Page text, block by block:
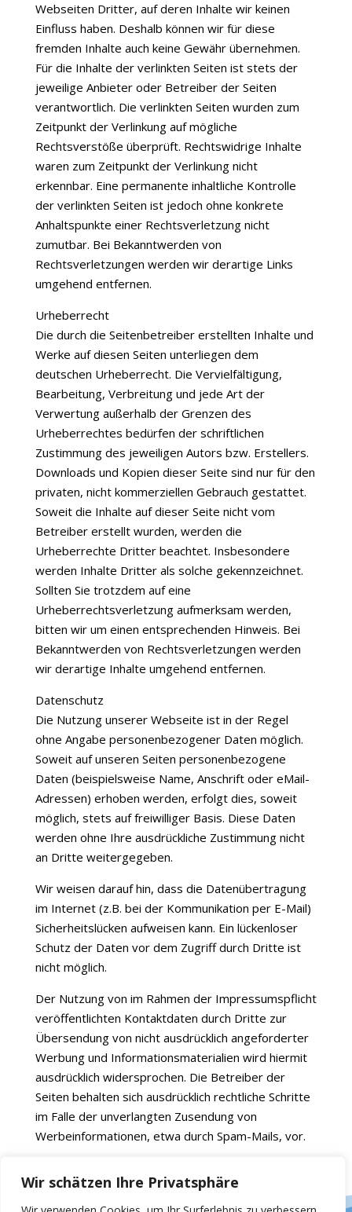
Wir schätzen Ihre Privatsphäre
Webseiten Dritter, auf deren Inhalte wir keinen
Einfluss haben. Deshalb können wir für diese
fremden Inhalte auch keine Gewähr übernehmen.
Für die Inhalte der verlinkten Seiten ist stets der
jeweilige Anbieter oder Betreiber der Seiten
verantwortlich. Die verlinkten Seiten wurden zum
Zeitpunkt der Verlinkung auf mögliche
Rechtsverstöße überprüft. Rechtswidrige Inhalte
waren zum Zeitpunkt der Verlinkung nicht
erkennbar. Eine permanente inhaltliche Kontrolle
der verlinkten Seiten ist jedoch ohne konkrete
Anhaltspunkte einer Rechtsverletzung nicht
zumutbar. Bei Bekanntwerden von
Rechtsverletzungen werden wir derartige Links
umgehend entfernen.
Urheberrecht
Die durch die Seitenbetreiber erstellten Inhalte und
Werke auf diesen Seiten unterliegen dem
deutschen Urheberrecht. Die Vervielfältigung,
Bearbeitung, Verbreitung und jede Art der
Verwertung außerhalb der Grenzen des
Urheberrechtes bedürfen der schriftlichen
Zustimmung des jeweiligen Autors bzw. Erstellers.
Downloads und Kopien dieser Seite sind nur für den
privaten, nicht kommerziellen Gebrauch gestattet.
Soweit die Inhalte auf dieser Seite nicht vom
Betreiber erstellt wurden, werden die
Urheberrechte Dritter beachtet. Insbesondere
werden Inhalte Dritter als solche gekennzeichnet.
Sollten Sie trotzdem auf eine
Urheberrechtsverletzung aufmerksam werden,
bitten wir um einen entsprechenden Hinweis. Bei
Bekanntwerden von Rechtsverletzungen werden
wir derartige Inhalte umgehend entfernen.
Datenschutz
Die Nutzung unserer Webseite ist in der Regel
ohne Angabe personenbezogener Daten möglich.
Soweit auf unseren Seiten personenbezogene
Daten (beispielsweise Name, Anschrift oder eMail-
Adressen) erhoben werden, erfolgt dies, soweit
möglich, stets auf freiwilliger Basis. Diese Daten
werden ohne Ihre ausdrückliche Zustimmung nicht
an Dritte weitergegeben.
Wir weisen darauf hin, dass die Datenübertragung
im Internet (z.B. bei der Kommunikation per E-Mail)
Sicherheitslücken aufweisen kann. Ein lückenloser
Schutz der Daten vor dem Zugriff durch Dritte ist
nicht möglich.
Der Nutzung von im Rahmen der Impressumspflicht
veröffentlichten Kontaktdaten durch Dritte zur
Übersendung von nicht ausdrücklich angeforderter
Werbung und Informationsmaterialien wird hiermit
ausdrücklich widersprochen. Die Betreiber der
Seiten behalten sich ausdrücklich rechtliche Schritte
im Falle der unverlangten Zusendung von
Werbeinformationen, etwa durch Spam-Mails, vor.
Internetrecht von Rechtsanwalt Sören Siebert.